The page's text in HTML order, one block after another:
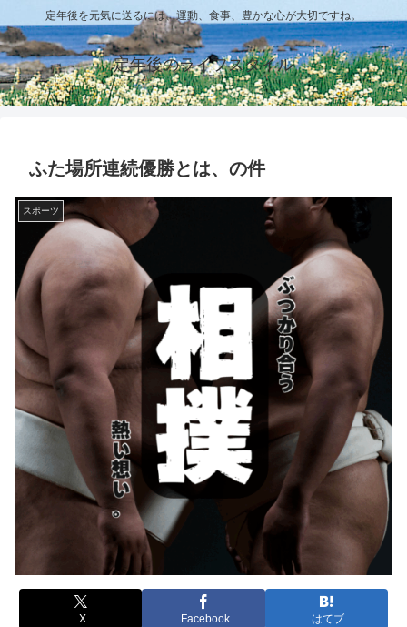
定年後を元気に送るには、運動、食事、豊かな心が大切ですね。
定年後のライフスタイル
ふた場所連続優勝とは、の件
スポーツ
X Facebook はてブ